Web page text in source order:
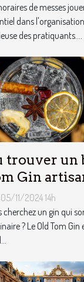
de messes
dans
des pratiquants....
trouver un
Gin
11/2024 14h
cherchez un gin qui
? Le Old Tom Gin